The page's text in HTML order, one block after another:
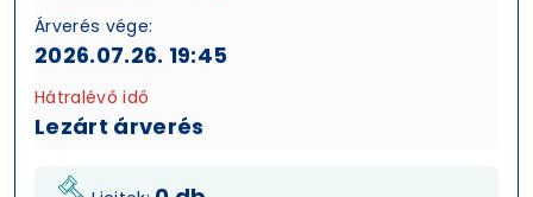
Árverés vége:
2026.07.26. 19:45
Hátralévő idő
Lezárt árverés